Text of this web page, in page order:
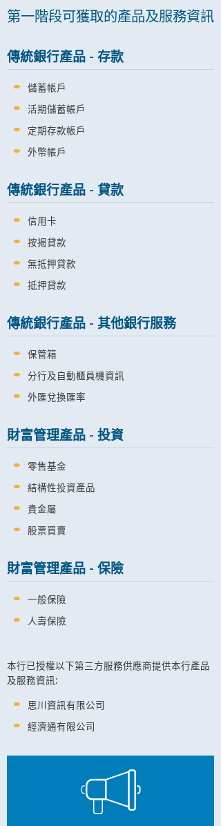
第一階段可獲取的產品及服務資訊
傳統銀行產品 - 存款
儲蓄帳戶
活期儲蓄帳戶
定期存款帳戶
外幣帳戶
傳統銀行產品 - 貸款
信用卡
按揭貸款
無抵押貸款
抵押貸款
傳統銀行產品 - 其他銀行服務
保管箱
分行及自動櫃員機資訊
外匯兌換匯率
財富管理產品 - 投資
零售基金
結構性投資產品
貴金屬
股票買賣
財富管理產品 - 保險
一般保險
人壽保險
本行已授權以下第三方服務供應商提供本行產品
及服務資訊:
思川資訊有限公司
經濟通有限公司